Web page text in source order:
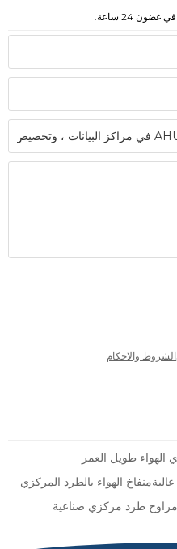
24 ساعة.
الشروط والاحكام
طويل العمر
منفاخ الهواء بالطرد المركزي
مراوح طرد مركزي صناعية